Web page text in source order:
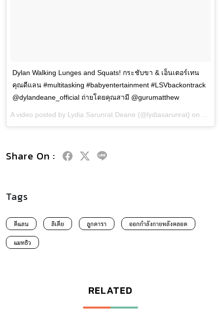
Dylan Walking Lunges and Squats! กระชับขา & เอ็นเตอร์เทน
คุณดีแลน #multitasking #babyentertainment #LSVbackontrack
@dylandeane_official ถ่ายโดยคุณสามี @gurumatthew
Share On :
Tags
ดีแลน ลิเดีย ลูกดารา ออกกำลังกายหลังคลอด
แมทธิว
RELATED